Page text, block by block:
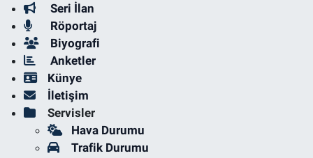
Seri İlan
Röportaj
Biyografi
Anketler
Künye
İletişim
Servisler
Hava Durumu
Trafik Durumu